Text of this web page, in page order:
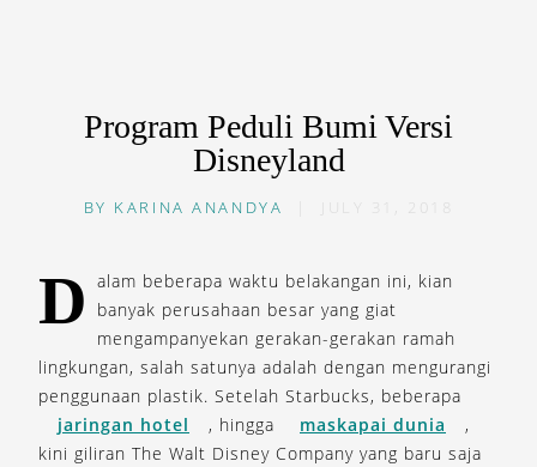
Program Peduli Bumi Versi
Disneyland
BY KARINA ANANDYA JULY 31, 2018
D alam beberapa waktu belakangan ini, kian
banyak perusahaan besar yang giat
mengampanyekan gerakan-gerakan ramah
lingkungan, salah satunya adalah dengan mengurangi
penggunaan plastik. Setelah Starbucks, beberapa
jaringan hotel
, hingga maskapai dunia
,
kini giliran The Walt Disney Company yang baru saja